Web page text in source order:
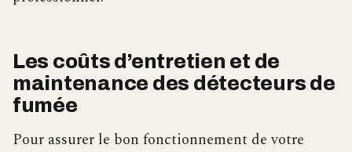
Les coûts d’entretien et de
maintenance des détecteurs de
fumée
Pour assurer le bon fonctionnement de votre